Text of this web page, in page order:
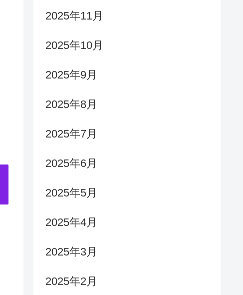
2025年11月
2025年10月
2025年9月
2025年8月
2025年7月
2025年6月
2025年5月
2025年4月
2025年3月
2025年2月